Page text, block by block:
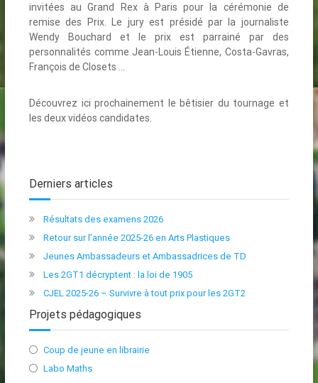
invitées au Grand Rex à Paris pour la cérémonie de
remise des Prix. Le jury est présidé par la journaliste
Wendy Bouchard et le prix est parrainé par des
personnalités comme Jean-Louis Étienne, Costa-Gavras,
François de Closets …
Découvrez ici prochainement le bêtisier du tournage et
les deux vidéos candidates.
Derniers articles
Résultats des examens 2026
Retour sur l’année 2025-26 en Arts Plastiques
Jeunes Ambassadeurs et Ambassadrices de TD
Les 2GT1 décryptent : la loi de 1905
CJEL 2025-26 – Survivre à tout prix pour les 2GT2
Projets pédagogiques
Coup de jeune en librairie
Labo Maths